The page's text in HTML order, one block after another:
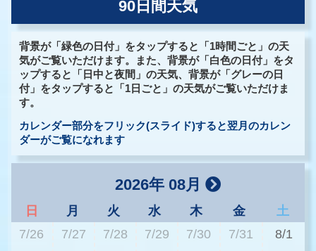
90日間天気
背景が「緑色の日付」をタップすると「1時間ごと」の天
気がご覧いただけます。また、背景が「白色の日付」をタ
ップすると「日中と夜間」の天気、背景が「グレーの日
付」をタップすると「1日ごと」の天気がご覧いただけま
す。
カレンダー部分をフリック(スライド)すると翌月のカレン
ダーがご覧になれます
2026年 08月
日 月 火 水 木 金
土
7/26
7/27 7/28 7/29 7/30 7/31 8/1